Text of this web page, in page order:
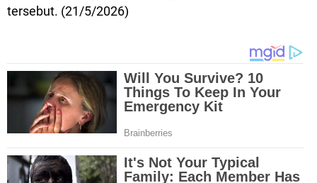
tersebut. (21/5/2026)